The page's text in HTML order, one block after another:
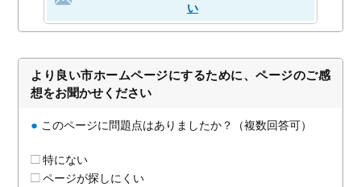
い
より良い市ホームページにするために、ページのご感
想をお聞かせください
● このページに問題点はありましたか？（複数回答可）
特にない
ページが探しにくい